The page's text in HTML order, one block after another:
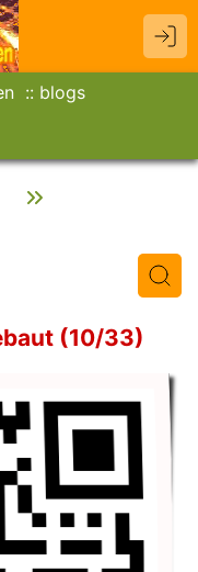
blogs
(10/33)